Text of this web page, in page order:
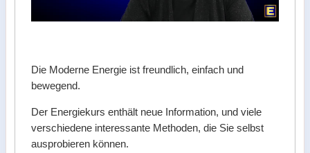
Die Moderne Energie ist freundlich, einfach und
bewegend.
Der Energiekurs enthält neue Information, und viele
verschiedene interessante Methoden, die Sie selbst
ausprobieren können.